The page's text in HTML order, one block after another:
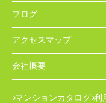
ブログ
アクセスマップ
会社概要
マンションカタログ 利